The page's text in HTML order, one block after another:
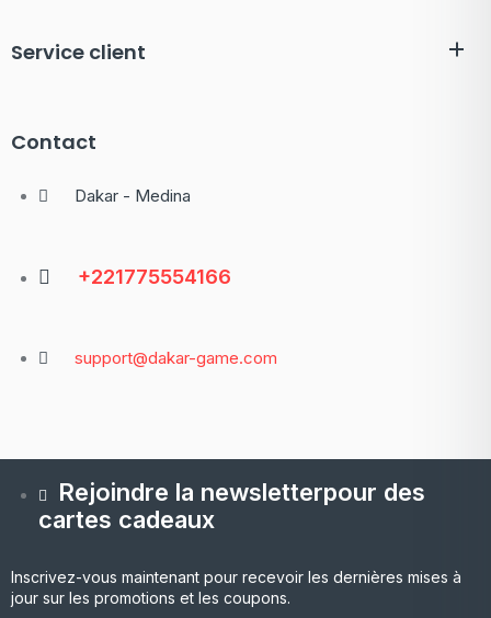
Service client
Contact
Dakar - Medina
+221775554166
support@dakar-game.com
Rejoindre la newsletterpour des
cartes cadeaux
Inscrivez-vous maintenant pour recevoir les dernières mises à
jour sur les promotions et les coupons.